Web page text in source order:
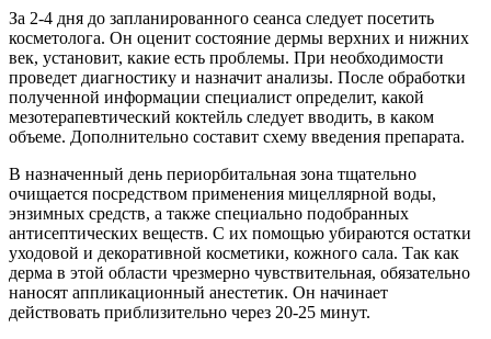
За 2-4 дня до запланированного сеанса следует посетить
косметолога. Он оценит состояние дермы верхних и нижних
век, установит, какие есть проблемы. При необходимости
проведет диагностику и назначит анализы. После обработки
полученной информации специалист определит, какой
мезотерапевтический коктейль следует вводить, в каком
объеме. Дополнительно составит схему введения препарата.
В назначенный день периорбитальная зона тщательно
очищается посредством применения мицеллярной воды,
энзимных средств, а также специально подобранных
антисептических веществ. С их помощью убираются остатки
уходовой и декоративной косметики, кожного сала. Так как
дерма в этой области чрезмерно чувствительная, обязательно
наносят аппликационный анестетик. Он начинает
действовать приблизительно через 20-25 минут.